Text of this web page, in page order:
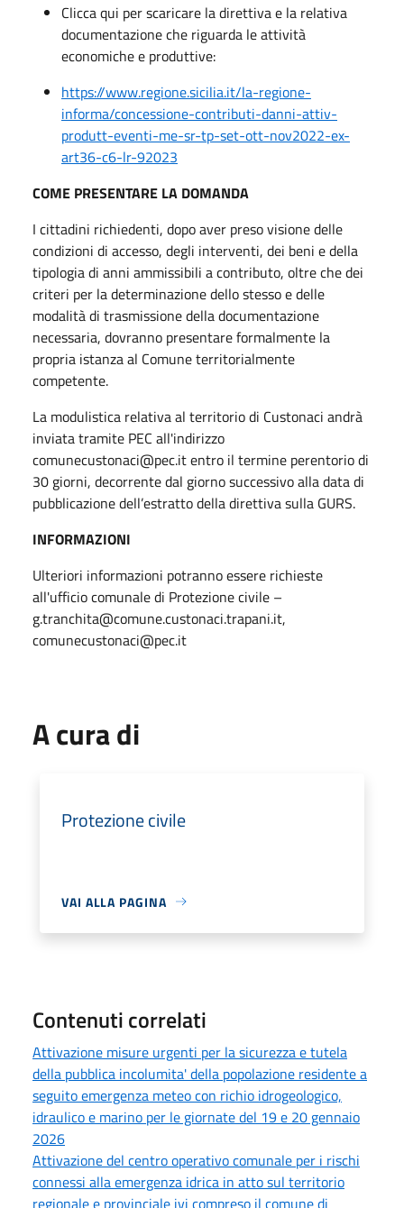
Clicca qui per scaricare la direttiva e la relativa
documentazione che riguarda le attività
economiche e produttive:
https://www.regione.sicilia.it/la-regione-
informa/concessione-contributi-danni-attiv-
produtt-eventi-me-sr-tp-set-ott-nov2022-ex-
art36-c6-lr-92023
COME PRESENTARE LA DOMANDA
I cittadini richiedenti, dopo aver preso visione delle
condizioni di accesso, degli interventi, dei beni e della
tipologia di anni ammissibili a contributo, oltre che dei
criteri per la determinazione dello stesso e delle
modalità di trasmissione della documentazione
necessaria, dovranno presentare formalmente la
propria istanza al Comune territorialmente
competente.
La modulistica relativa al territorio di Custonaci andrà
inviata tramite PEC all'indirizzo
comunecustonaci@pec.it entro il termine perentorio di
30 giorni, decorrente dal giorno successivo alla data di
pubblicazione dell’estratto della direttiva sulla GURS.
INFORMAZIONI
Ulteriori informazioni potranno essere richieste
all'ufficio comunale di Protezione civile –
g.tranchita@comune.custonaci.trapani.it,
comunecustonaci@pec.it
A cura di
Protezione civile
VAI ALLA PAGINA
Contenuti correlati
Attivazione misure urgenti per la sicurezza e tutela
della pubblica incolumita' della popolazione residente a
seguito emergenza meteo con richio idrogeologico,
idraulico e marino per le giornate del 19 e 20 gennaio
2026
Attivazione del centro operativo comunale per i rischi
connessi alla emergenza idrica in atto sul territorio
regionale e provinciale ivi compreso il comune di